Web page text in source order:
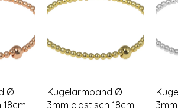
Ø
Schnellansicht
Kugelarmband Ø
3mm elastisch 18cm